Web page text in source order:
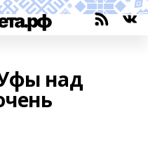
над